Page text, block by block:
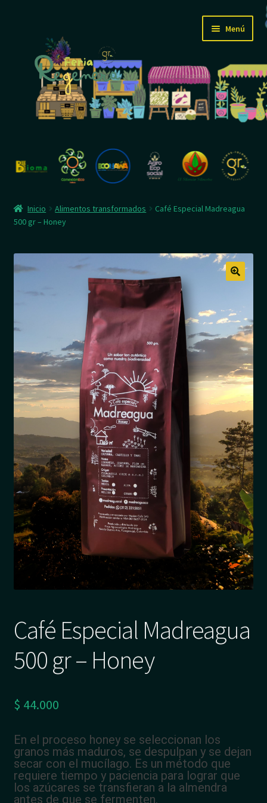
navegación
contenido
Menú
Feria
Mi tienda
el
Inicio Alimentos transformados
Café Especial Madreagua
500 gr – Honey
Café Especial Madreagua
500 gr – Honey
$ 44.000
En el proceso honeyse seleccionan los
granos más maduros, se despulpan y se dejan
secar con el mucílago. Es un método que
requiere tiempo y paciencia para lograr que
los azúcares se transfieran a la almendra
antes de que se fermenten.